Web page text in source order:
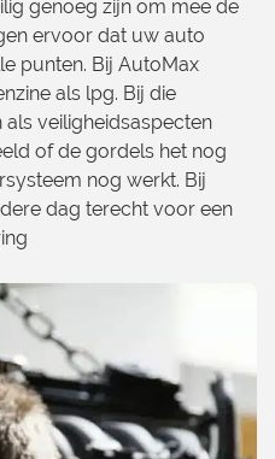
genoeg zijn om mee de
ervoor dat uw auto
punten. Bij AutoMax
als lpg. Bij die
als veiligheidsaspecten
of de gordels het nog
nog werkt. Bij
dag terecht voor een